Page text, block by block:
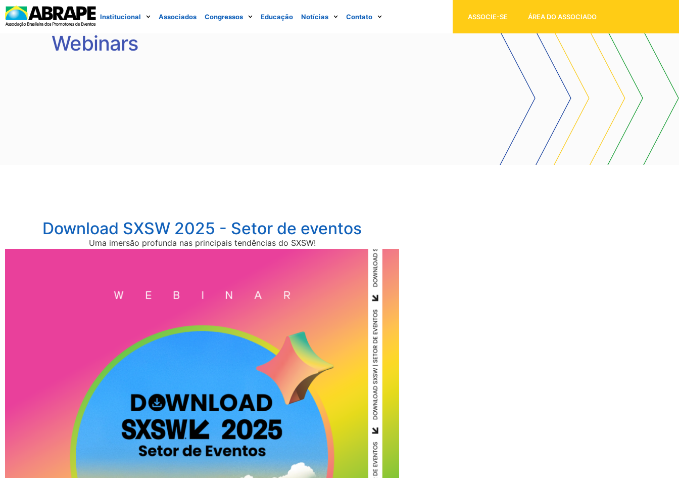
Institucional Associados Congressos Educação Notícias Contato ASSOCIE-SE ÁREA DO ASSOCIADO
Webinars
Download SXSW 2025 - Setor de eventos
Uma imersão profunda nas principais tendências do SXSW!